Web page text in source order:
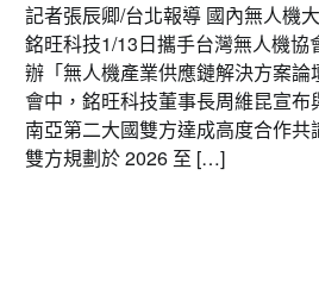
記者張辰卿/台北報導 國內無人機
銘旺科技1/13日攜手台灣無人機協
辦「無人機產業供應鏈解決方案論
會中，銘旺科技董事長周維昆宣布
南亞第二大國雙方達成高度合作共
雙方規劃於 2026 至 […]